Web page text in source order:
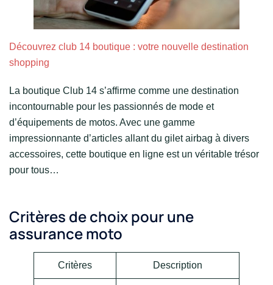
Découvrez club 14 boutique : votre nouvelle destination
shopping
La boutique Club 14 s’affirme comme une destination
incontournable pour les passionnés de mode et
d’équipements de motos. Avec une gamme
impressionnante d’articles allant du gilet airbag à divers
accessoires, cette boutique en ligne est un véritable trésor
pour tous…
Critères de choix pour une
assurance moto
Critères Description